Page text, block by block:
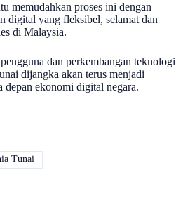
memudahkan proses ini dengan
digital yang fleksibel, selamat dan
di Malaysia.
dan perkembangan teknologi
dijangka akan terus menjadi
depan ekonomi digital negara.
Tunai